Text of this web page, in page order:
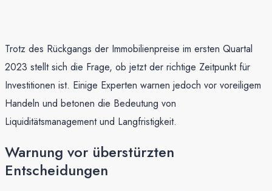
Trotz des Rückgangs der Immobilienpreise im ersten Quartal
2023 stellt sich die Frage, ob jetzt der richtige Zeitpunkt für
Investitionen ist. Einige Experten warnen jedoch vor voreiligem
Handeln und betonen die Bedeutung von
Liquiditätsmanagement und Langfristigkeit.
Warnung vor überstürzten
Entscheidungen